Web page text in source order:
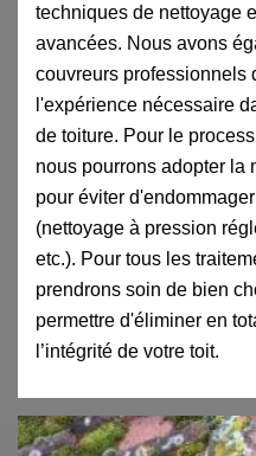
techniques de nettoyage
avancées. Nous avons
couvreurs professionnels
l'expérience nécessaire
de toiture. Pour le
nous pourrons adopter la
pour éviter
(nettoyage à pression
etc.). Pour tous les
prendrons soin de bien
permettre d'éliminer en
l’intégrité de votre toit.